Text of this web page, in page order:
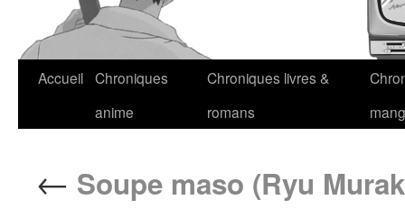
Accueil Chroniques
anime
Chroniques livres &
romans
← Soupe maso (Ryu